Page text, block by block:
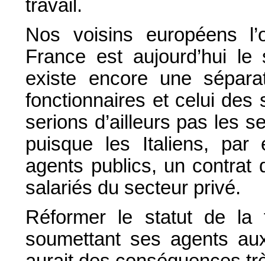
travail.
Nos voisins européens
France est aujourd’hui
existe encore une
fonctionnaires et celui des
serions d’ailleurs pas les
puisque les Italiens, par
agents publics, un contrat
salariés du secteur privé.
Réformer le statut de la
soumettant ses agents